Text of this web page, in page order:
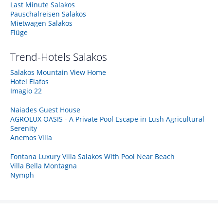
Last Minute Salakos
Pauschalreisen Salakos
Mietwagen Salakos
Flüge
Trend-Hotels Salakos
Salakos Mountain View Home
Hotel Elafos
Imagio 22
Naiades Guest House
AGROLUX OASIS - A Private Pool Escape in Lush Agricultural
Serenity
Anemos Villa
Fontana Luxury Villa Salakos With Pool Near Beach
Villa Bella Montagna
Nymph